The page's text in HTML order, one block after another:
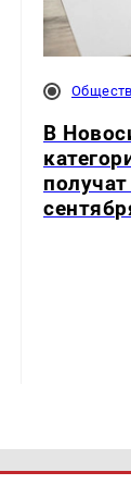
В